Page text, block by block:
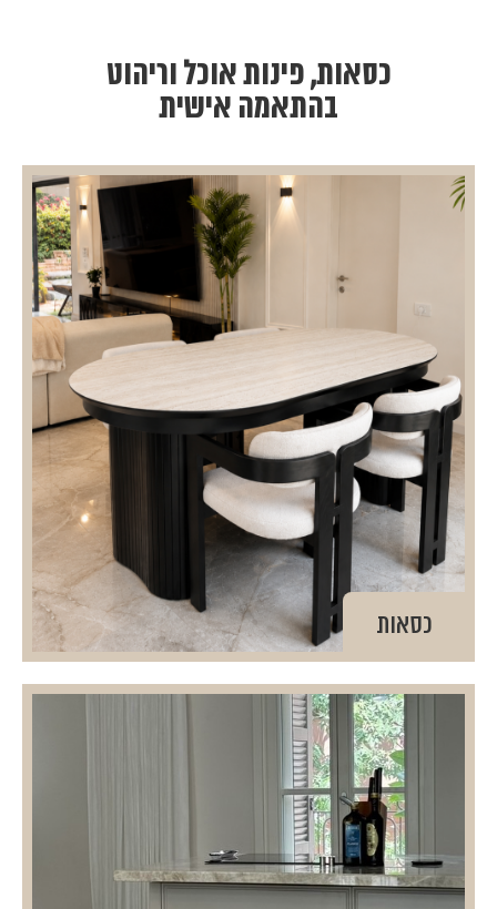
כסאות, פינות אוכל וריהוט
בהתאמה אישית
כסאות